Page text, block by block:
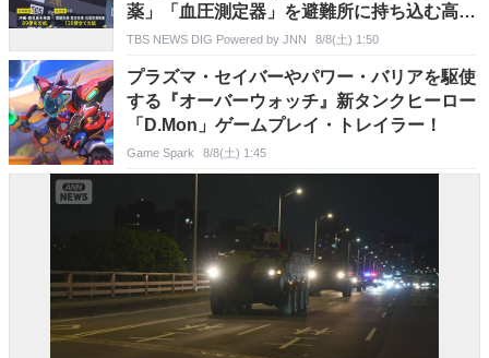
薬」「血圧測定器」を避難所に持ち込む高齢
者も 週明け15号も本州へ【news23】
TBS NEWS DIG Powered by JNN 8/8(土) 1:50
プラズマ・セイバーやパワー・バリアを駆使
する『オーバーウォッチ』新タンクヒーロー
「D.Mon」ゲームプレイ・トレイラー！
Game Spark 8/8(土) 1:45